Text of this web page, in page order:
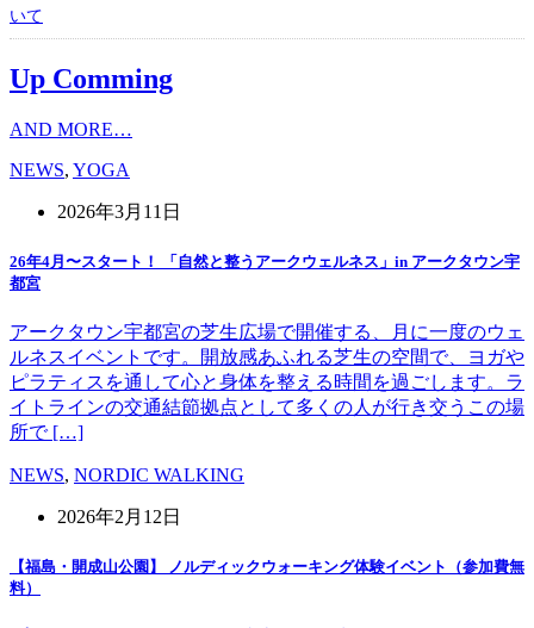
いて
Up Comming
AND MORE…
NEWS, YOGA
2026年3月11日
26年4月〜スタート！ 「自然と整うアークウェルネス」in アークタウン宇
都宮
アークタウン宇都宮の芝生広場で開催する、月に一度のウェ
ルネスイベントです。開放感あふれる芝生の空間で、ヨガや
ピラティスを通して心と身体を整える時間を過ごします。ラ
イトラインの交通結節拠点として多くの人が行き交うこの場
所で […]
NEWS, NORDIC WALKING
2026年2月12日
【福島・開成山公園】 ノルディックウォーキング体験イベント（参加費無
料）